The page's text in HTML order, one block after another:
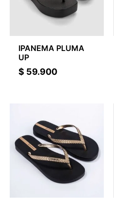
IPANEMA PLUMA
UP
$ 59.900